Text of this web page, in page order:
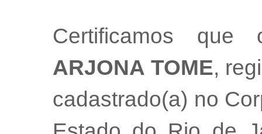
Certificamos
ARJONA TOME,
cadastrado(a) no